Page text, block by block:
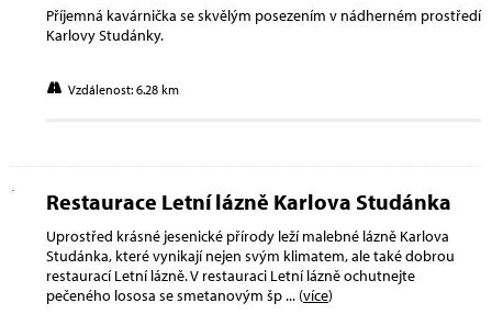
Příjemná kavárnička se skvělým posezením v nádherném prostředí
Karlovy Studánky.
Vzdálenost: 6.28 km
Restaurace Letní lázně Karlova Studánka
Uprostřed krásné jesenické přírody leží malebné lázně Karlova
Studánka, které vynikají nejen svým klimatem, ale také dobrou
restaurací Letní lázně. V restauraci Letní lázně ochutnejte
pečeného lososa se smetanovým šp... (více)